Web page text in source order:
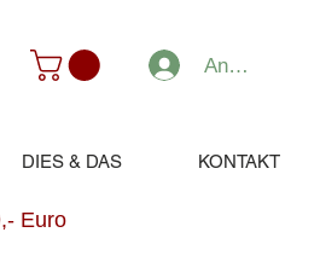
Anmelden
DIES & DAS KONTAKT
Euro